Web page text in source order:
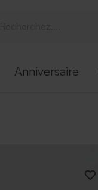
Anniversaire